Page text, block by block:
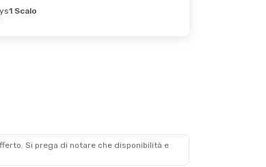
1 Scalo
Si prega di notare che disponibilità e